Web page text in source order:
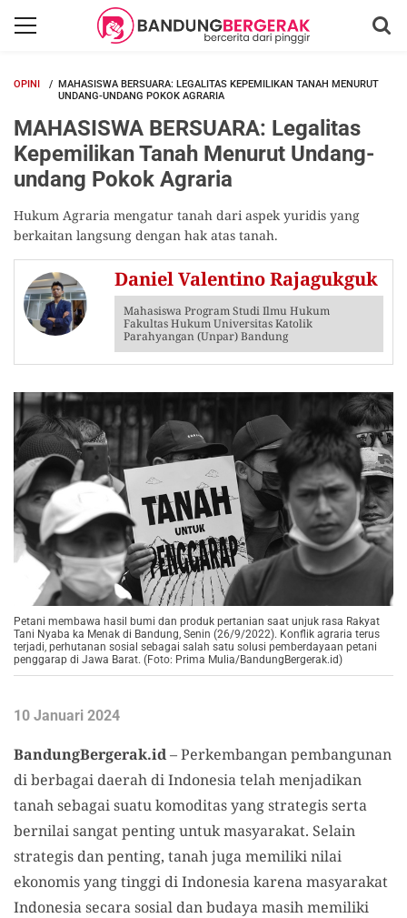
OPINI
MAHASISWA BERSUARA: LEGALITAS KEPEMILIKAN TANAH MENURUT
UNDANG-UNDANG POKOK AGRARIA
MAHASISWA BERSUARA: Legalitas
Kepemilikan Tanah Menurut Undang-
undang Pokok Agraria
Hukum Agraria mengatur tanah dari aspek yuridis yang
berkaitan langsung dengan hak atas tanah.
Daniel Valentino Rajagukguk
Mahasiswa Program Studi Ilmu Hukum
Fakultas Hukum Universitas Katolik
Parahyangan (Unpar) Bandung
Petani membawa hasil bumi dan produk pertanian saat unjuk rasa Rakyat
Tani Nyaba ka Menak di Bandung, Senin (26/9/2022). Konflik agraria terus
terjadi, perhutanan sosial sebagai salah satu solusi pemberdayaan petani
penggarap di Jawa Barat. (Foto: Prima Mulia/BandungBergerak.id)
10 Januari 2024
BandungBergerak.id– Perkembangan pembangunan
di berbagai daerah di Indonesia telah menjadikan
tanah sebagai suatu komoditas yang strategis serta
bernilai sangat penting untuk masyarakat. Selain
strategis dan penting, tanah juga memiliki nilai
ekonomis yang tinggi di Indonesia karena masyarakat
Indonesia secara sosial dan budaya masih memiliki